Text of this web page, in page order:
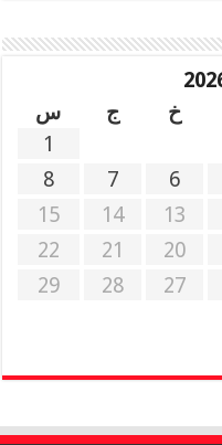
خ ج
س
1
6
7
8
13
14
15
20
21
22
27
28
29